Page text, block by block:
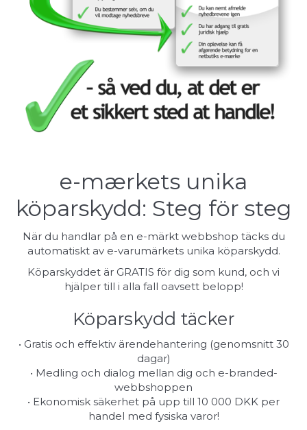
e-mærkets unika
köparskydd: Steg för steg
När du handlar på en e-märkt webbshop täcks du
automatiskt av e-varumärkets unika köparskydd.
Köparskyddet är GRATIS för dig som kund, och vi
hjälper till i alla fall oavsett belopp!
Köparskydd täcker
• Gratis och effektiv ärendehantering (genomsnitt 30
dagar)
• Medling och dialog mellan dig och e-branded-
webbshoppen
• Ekonomisk säkerhet på upp till 10 000 DKK per
handel med fysiska varor!